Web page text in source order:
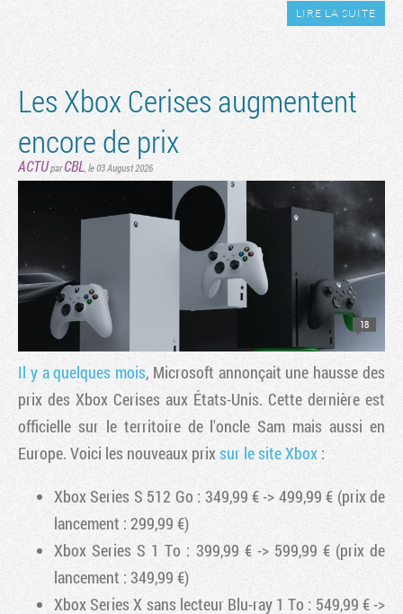
LIRE LA SUITE
Les Xbox Cerises augmentent
encore de prix
ACTUparCBL,le 03 August 2026
18
Il y a quelques mois, Microsoft annonçait une hausse des
prix des Xbox Cerises aux États-Unis. Cette dernière est
officielle sur le territoire de l'oncle Sam mais aussi en
Europe. Voici les nouveaux prixsur le site Xbox :
Xbox Series S 512 Go : 349,99 € -> 499,99 € (prix de
lancement : 299,99 €)
Xbox Series S 1 To : 399,99 € -> 599,99 € (prix de
lancement : 349,99 €)
Xbox Series X sans lecteur Blu-ray 1 To : 549,99 € ->